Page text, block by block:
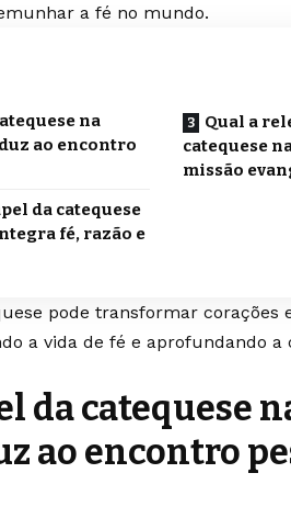
a fé no mundo.
na
ao encontro
da catequese
fé, razão e
Qual a
catequese
missão
pode transformar corações
a vida de fé e aprofundando
da catequese
ao encontro